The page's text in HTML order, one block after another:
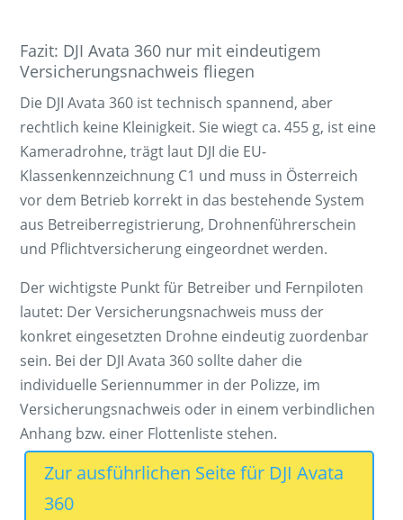
Fazit: DJI Avata 360 nur mit eindeutigem
Versicherungsnachweis fliegen
Die DJI Avata 360 ist technisch spannend, aber
rechtlich keine Kleinigkeit. Sie wiegt ca. 455 g, ist eine
Kameradrohne, trägt laut DJI die EU-
Klassenkennzeichnung C1 und muss in Österreich
vor dem Betrieb korrekt in das bestehende System
aus Betreiberregistrierung, Drohnenführerschein
und Pflichtversicherung eingeordnet werden.
Der wichtigste Punkt für Betreiber und Fernpiloten
lautet: Der Versicherungsnachweis muss der
konkret eingesetzten Drohne eindeutig zuordenbar
sein. Bei der DJI Avata 360 sollte daher die
individuelle Seriennummer in der Polizze, im
Versicherungsnachweis oder in einem verbindlichen
Anhang bzw. einer Flottenliste stehen.
Zur ausführlichen Seite für DJI Avata
360